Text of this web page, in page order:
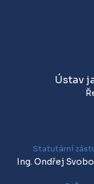
Ústav
Statutární
Ing. Ondřej